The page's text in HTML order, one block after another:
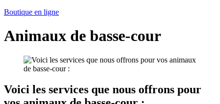
Boutique en ligne
Animaux de basse-cour
Voici les services que nous offrons pour